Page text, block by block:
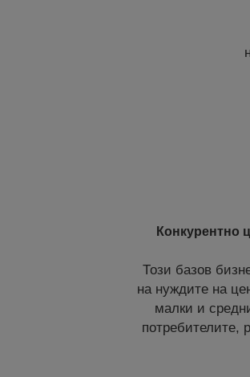
Конкурентно
Този базов
на нуждите на
малки и
потребителите,